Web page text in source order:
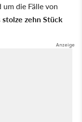
die Fälle von
stolze zehn Stück